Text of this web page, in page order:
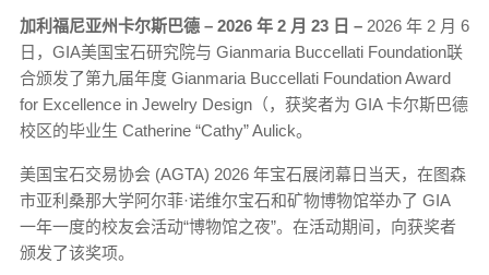
加利福尼亚州卡尔斯巴德 – 2026 年 2 月 23 日 – 2026 年 2 月 6
日，GIA美国宝石研究院与 Gianmaria Buccellati Foundation联
合颁发了第九届年度 Gianmaria Buccellati Foundation Award
for Excellence in Jewelry Design（，获奖者为 GIA 卡尔斯巴德
校区的毕业生 Catherine “Cathy” Aulick。
美国宝石交易协会 (AGTA) 2026 年宝石展闭幕日当天，在图森
市亚利桑那大学阿尔菲·诺维尔宝石和矿物博物馆举办了 GIA
一年一度的校友会活动“博物馆之夜”。在活动期间，向获奖者
颁发了该奖项。